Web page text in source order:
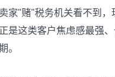
家"赌"税务机关看不到，
是这类客户焦虑感最强
。